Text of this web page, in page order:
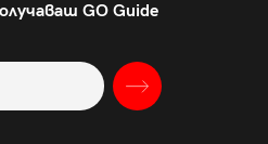
GO Guide